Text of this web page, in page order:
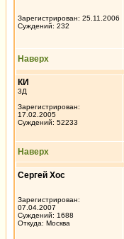
Зарегистрирован: 25.11.2006
Суждений: 232
Наверх
КИ
3Д
Зарегистрирован:
17.02.2005
Суждений: 52233
Наверх
Сергей Хос
Зарегистрирован:
07.04.2007
Суждений: 1688
Откуда: Москва